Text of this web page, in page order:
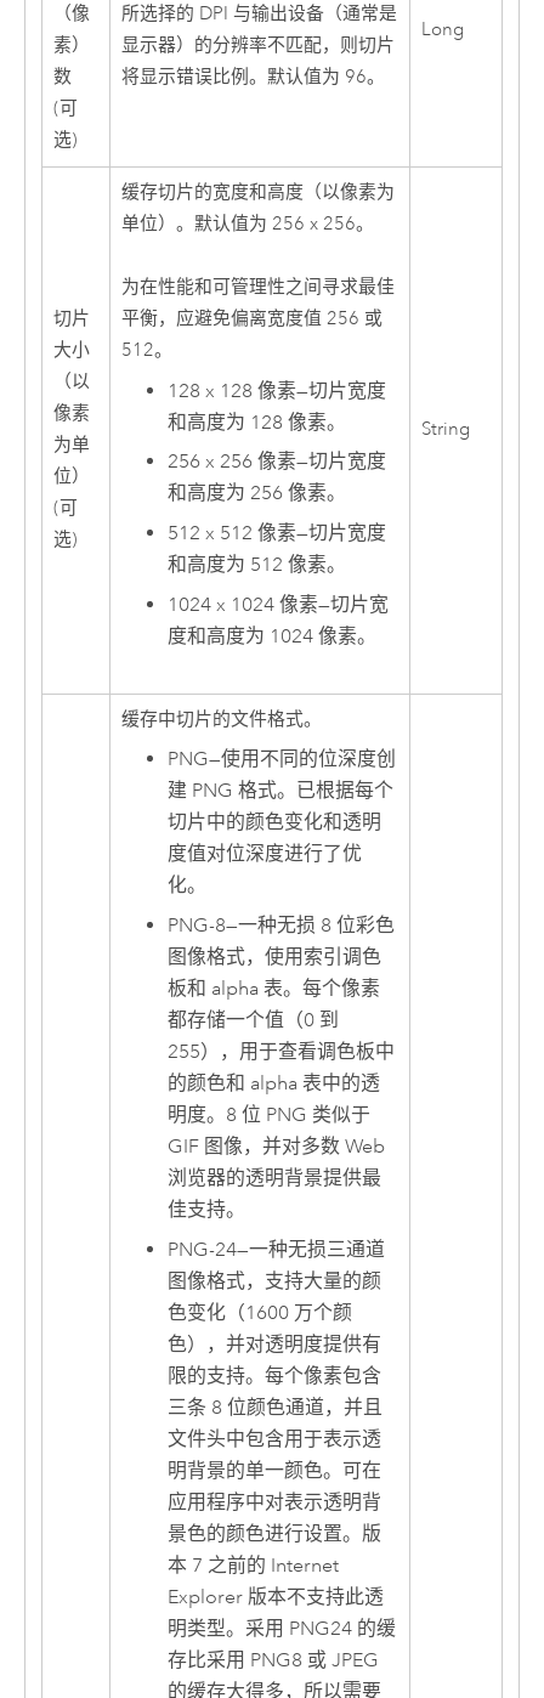
（像
素）
数
(可
选)
所选择的 DPI 与输出设备（通常是
显示器）的分辨率不匹配，则切片
将显示错误比例。默认值为 96。
Long
切片
大小
（以
像素
为单
位）
(可
选)
缓存切片的宽度和高度（以像素为
单位）。默认值为 256 x 256。
为在性能和可管理性之间寻求最佳
平衡，应避免偏离宽度值 256 或
512。
128 x 128 像素—切片宽度
和高度为 128 像素。
256 x 256 像素—切片宽度
和高度为 256 像素。
512 x 512 像素—切片宽度
和高度为 512 像素。
1024 x 1024 像素—切片宽
度和高度为 1024 像素。
String
缓存中切片的文件格式。
PNG—使用不同的位深度创
建 PNG 格式。已根据每个
切片中的颜色变化和透明
度值对位深度进行了优
化。
PNG-8—一种无损 8 位彩色
图像格式，使用索引调色
板和 alpha 表。每个像素
都存储一个值（0 到
255），用于查看调色板中
的颜色和 alpha 表中的透
明度。8 位 PNG 类似于
GIF 图像，并对多数 Web
浏览器的透明背景提供最
佳支持。
PNG-24—一种无损三通道
图像格式，支持大量的颜
色变化（1600 万个颜
色），并对透明度提供有
限的支持。每个像素包含
三条 8 位颜色通道，并且
文件头中包含用于表示透
明背景的单一颜色。可在
应用程序中对表示透明背
景色的颜色进行设置。版
本 7 之前的 Internet
Explorer 版本不支持此透
明类型。采用 PNG24 的缓
存比采用 PNG8 或 JPEG
的缓存大得多，所以需要